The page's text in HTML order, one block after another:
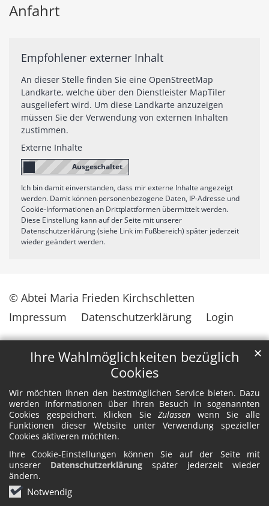
Ihre Wahlmöglichkeiten bezüglich
Cookies
Wir möchten Ihnen den bestmöglichen Service bieten. Dazu
werden Informationen über Ihren Besuch in sogenannten
Cookies gespeichert. Klicken SieZulassen wenn Sie alle
Funktionen dieser Website unter Verwendung spezieller
Cookies aktiveren möchten.
Ihre Cookie-Einstellungen können Sie auf der Seite mit
unserer Datenschutzerklärung später jederzeit wieder
ändern.
Notwendig
✕
Anfahrt
Empfohlener externer Inhalt
An dieser Stelle finden Sie eine OpenStreetMap
Landkarte, welche über den Dienstleister MapTiler
ausgeliefert wird. Um diese Landkarte anzuzeigen
müssen Sie der Verwendung von externen Inhalten
zustimmen.
Externe Inhalte
Ich bin damit einverstanden, dass mir externe Inhalte angezeigt
werden. Damit können personenbezogene Daten, IP-Adresse und
Cookie-Informationen an Drittplattformen übermittelt werden.
Diese Einstellung kann auf der Seite mit unserer
Datenschutzerklärung (siehe Link im Fußbereich) später jederzeit
wieder geändert werden.
© Abtei Maria Frieden Kirchschletten
Impressum
Datenschutzerklärung Login